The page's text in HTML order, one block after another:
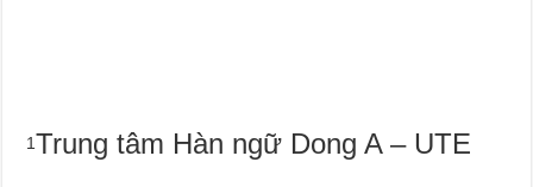
1 Trung tâm Hàn ngữ Dong A – UTE